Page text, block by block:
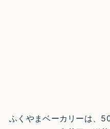
ふくやまベーカリーは、